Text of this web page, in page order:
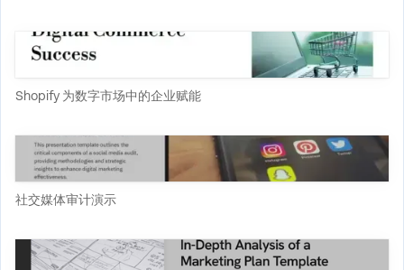
Shopify 为数字市场中的企业赋能
社交媒体审计演示